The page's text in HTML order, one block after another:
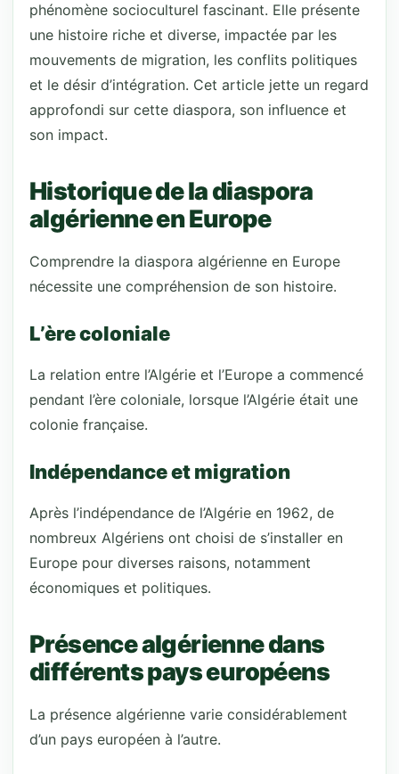
phénomène socioculturel fascinant. Elle présente
une histoire riche et diverse, impactée par les
mouvements de migration, les conflits politiques
et le désir d’intégration. Cet article jette un regard
approfondi sur cette diaspora, son influence et
son impact.
Historique de la diaspora
algérienne en Europe
Comprendre la diaspora algérienne en Europe
nécessite une compréhension de son histoire.
L’ère coloniale
La relation entre l’Algérie et l’Europe a commencé
pendant l’ère coloniale, lorsque l’Algérie était une
colonie française.
Indépendance et migration
Après l’indépendance de l’Algérie en 1962, de
nombreux Algériens ont choisi de s’installer en
Europe pour diverses raisons, notamment
économiques et politiques.
Présence algérienne dans
différents pays européens
La présence algérienne varie considérablement
d’un pays européen à l’autre.